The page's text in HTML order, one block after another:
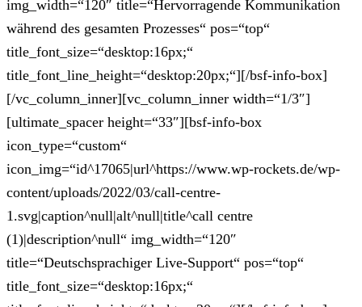
img_width=“120″ title=“Hervorragende Kommunikation
während des gesamten Prozesses“ pos=“top“
title_font_size=“desktop:16px;“
title_font_line_height=“desktop:20px;“][/bsf-info-box]
[/vc_column_inner][vc_column_inner width=“1/3″]
[ultimate_spacer height=“33″][bsf-info-box
icon_type=“custom“
icon_img=“id^17065|url^https://www.wp-rockets.de/wp-
content/uploads/2022/03/call-centre-
1.svg|caption^null|alt^null|title^call centre
(1)|description^null“ img_width=“120″
title=“Deutschsprachiger Live-Support“ pos=“top“
title_font_size=“desktop:16px;“